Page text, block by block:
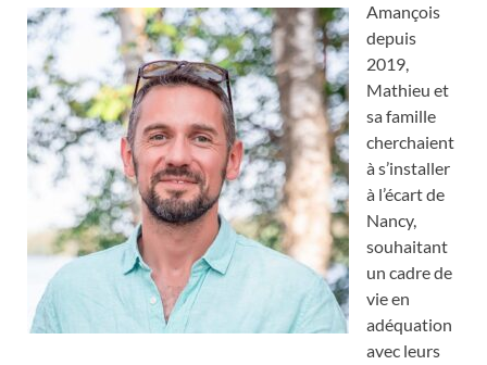
Amançois
depuis
2019,
Mathieu et
sa famille
cherchaient
à s’installer
à l’écart de
Nancy,
souhaitant
un cadre de
vie en
adéquation
avec leurs